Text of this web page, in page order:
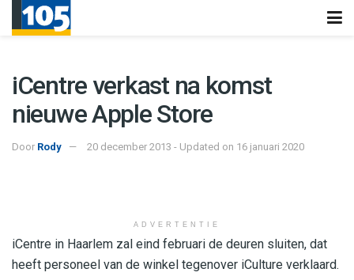
iCentre verkast na komst
nieuwe Apple Store
Door Rody 20 december 2013 - Updated on 16 januari 2020
ADVERTENTIE
iCentre in Haarlem zal eind februari de deuren sluiten, dat
heeft personeel van de winkel tegenover iCulture verklaard.